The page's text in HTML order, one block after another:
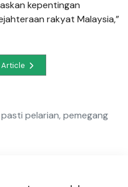
kepentingan
rakyat Malaysia,”
Article
pelarian, pemegang